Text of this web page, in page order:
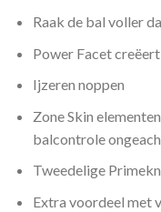
Raak de bal voller
Power Facet
Ijzeren noppen
Zone Skin
balcontrole
Tweedelige
Extra voordeel met